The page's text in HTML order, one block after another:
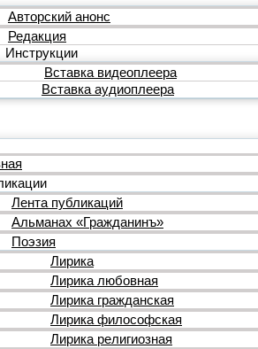
Авторский анонс
Редакция
Инструкции
Вставка видеоплеера
Вставка аудиоплеера
Лента публикаций
Альманах «Гражданинъ»
Поэзия
Лирика
Лирика любовная
Лирика гражданская
Лирика философская
Лирика религиозная
разбор
подборка для альманаха
форума